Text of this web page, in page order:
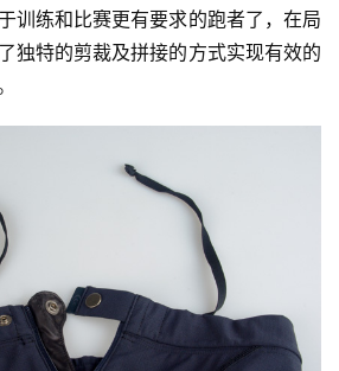
训练和比赛更有要求的跑者了，在局
独特的剪裁及拼接的方式实现有效的